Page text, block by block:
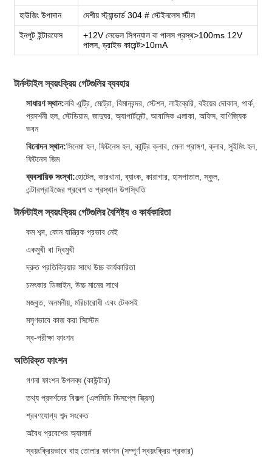
হাউজিং উপাদান দেশীয় স্ট্যান্ডার্ড 304 # স্টেইনলেস স্টীল
ইনপুট ইন্টারফেস
+12V লেভেল সিগন্যাল বা পালস প্রস্থ>100ms 12V
পালস, ড্রাইভ কারেন্ট>10mA
টার্নস্টাইল স্বয়ংক্রিয় গেটগুলির ব্যবহার
সাধারণ স্থান:লবি এন্ট্রি, মেট্রো, বিমানবন্দর, স্টেশন, লাইব্রেরি, বইয়ের দোকান, পার্ক,
প্রদর্শনী হল, স্টেডিয়াম, জাদুঘর, অ্যাপার্টমেন্ট, আবাসিক এলাকা, অফিস, বাণিজ্যিক
ভবন
বিনোদন স্থান:সিনেমা হল, ফিটনেস হল, কান্ট্রি ক্লাব, মেলা প্রাঙ্গণ, ক্লাব, সুইমিং হল,
ফিটনেস জিম
ব্যবসায়িক সংস্থা:হোটেল, কারখানা, ব্যাংক, কারাগার, হাসপাতাল, স্কুল,
এন্টারপ্রাইজের প্রবেশ ও প্রস্থান উপস্থিতি
টার্নস্টাইল স্বয়ংক্রিয় গেটগুলির বৈশিষ্ট্য ও কার্যকারিতা
কম শব্দ, কোন যান্ত্রিক প্রভাব নেই
একমুখী বা দ্বিমুখী
দ্রুত প্রতিক্রিয়ার সাথে উচ্চ কার্যকারিতা
চমৎকার ডিজাইন, উচ্চ মানের সাথে
মজবুত, অনমনীয়, মরিচারোধী এবং টেকসই
মসৃণভাবে কাজ করা সিস্টেম
স্ব-পরীক্ষা ফাংশন
অতিরিক্ত ফাংশন
গণনা ফাংশন উপলব্ধ (কাউন্টার)
তথ্য প্রদর্শনের বিকল্প (এলসিডি ডিসপ্লে স্ক্রিন)
শ্রবণযোগ্য শব্দ সংকেত
অবৈধ প্রবেশের অ্যালার্ম
স্বয়ংক্রিয়ভাবে বাহু তোলার ফাংশন (সম্পূর্ণ স্বয়ংক্রিয় প্রকার)